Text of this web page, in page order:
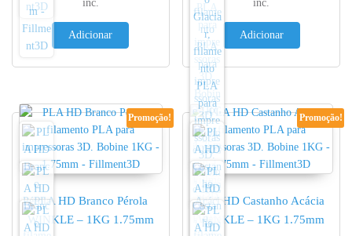
inc.
Adicionar
inc.
Adicionar
Promoção!
PLA HD Branco Pérola
WINKLE – 1KG 1.75mm
Promoção!
PLA HD Castanho Acácia
WINKLE – 1KG 1.75mm